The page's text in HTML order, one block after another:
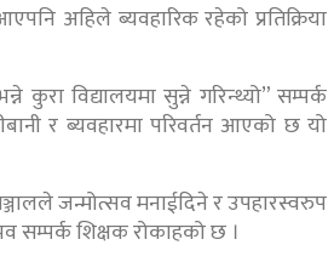
अहिले ब्यवहारिक रहेको प्रतिक्रिया
विद्यालयमा सुन्ने गरिन्थ्यो” सम्पर्क
र ब्यवहारमा परिवर्तन आएको छ यो
जन्मोत्सव मनाईदिने र उपहारस्वरुप
सम्पर्क शिक्षक रोकाहको छ ।